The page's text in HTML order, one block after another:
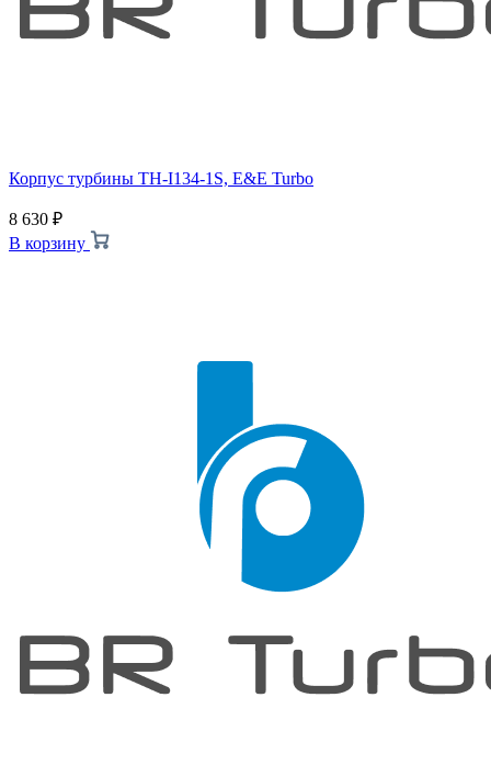
Корпус турбины TH-I134-1S, E&E Turbo
8 630 ₽
В корзину